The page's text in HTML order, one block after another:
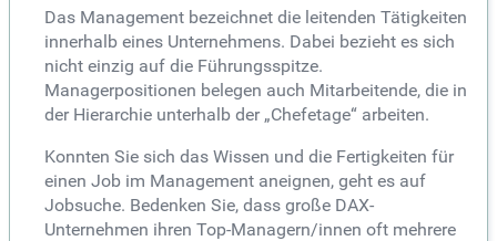
Das Management bezeichnet die leitenden Tätigkeiten
innerhalb eines Unternehmens. Dabei bezieht es sich
nicht einzig auf die Führungsspitze.
Managerpositionen belegen auch Mitarbeitende, die in
der Hierarchie unterhalb der „Chefetage“ arbeiten.
Konnten Sie sich das Wissen und die Fertigkeiten für
einen Job im Management aneignen, geht es auf
Jobsuche. Bedenken Sie, dass große DAX-
Unternehmen ihren Top-Managern/innen oft mehrere